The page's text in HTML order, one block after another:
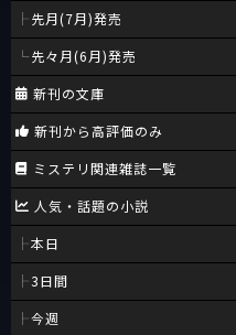
先月(7月)発売
先々月(6月)発売
新刊の文庫
新刊から高評価のみ
ミステリ関連雑誌一覧
人気・話題の小説
本日
3日間
今週